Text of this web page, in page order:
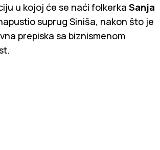
u kojoj će se naći folkerka Sanja
suprug Siniša, nakon što je
prepiska sa biznismenom